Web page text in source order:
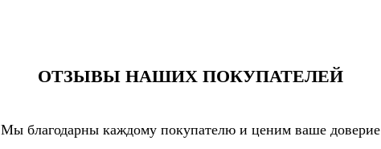
ОТЗЫВЫ НАШИХ ПОКУПАТЕЛЕЙ
Мы благодарны каждому покупателю и ценим ваше доверие